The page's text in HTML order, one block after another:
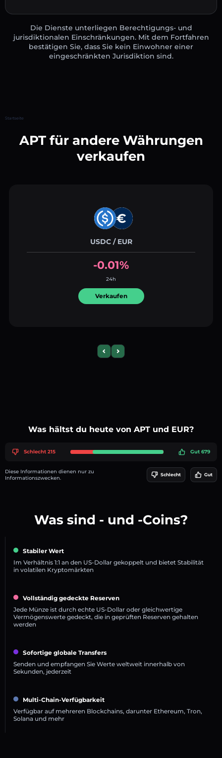
Die Dienste unterliegen Berechtigungs- und
jurisdiktionalen Einschränkungen. Mit dem Fortfahren
bestätigen Sie, dass Sie kein Einwohner einer
eingeschränkten Jurisdiktion sind.
Startseite
APT für andere Währungen
verkaufen
USDC / EUR
-0.01%
24h
Verkaufen
Previous slide
Next slide
Was hältst du heute von APT und EUR?
Schlecht 215 Gut 679
Diese Informationen dienen nur zu
Informationszwecken.
Schlecht Gut
Was sind - und -Coins?
Stabiler Wert
Im Verhältnis 1:1 an den US-Dollar gekoppelt und bietet Stabilität
in volatilen Kryptomärkten
Vollständig gedeckte Reserven
Jede Münze ist durch echte US-Dollar oder gleichwertige
Vermögenswerte gedeckt, die in geprüften Reserven gehalten
werden
Sofortige globale Transfers
Senden und empfangen Sie Werte weltweit innerhalb von
Sekunden, jederzeit
Multi-Chain-Verfügbarkeit
Verfügbar auf mehreren Blockchains, darunter Ethereum, Tron,
Solana und mehr